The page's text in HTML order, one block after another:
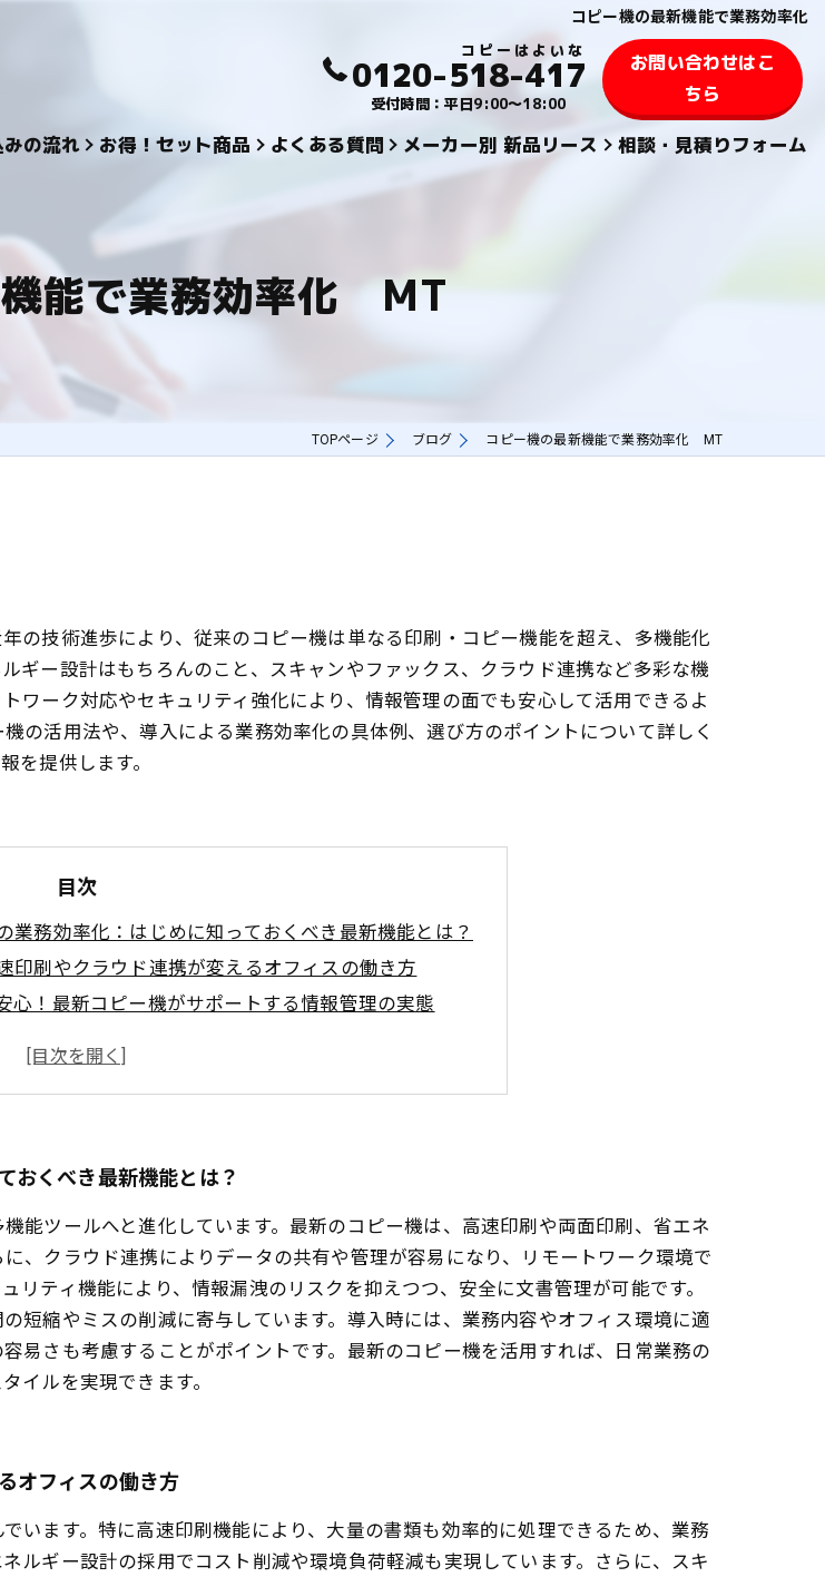
コピー機の最新機能で業務効率化
0120-518-417
受付時間：平日9:00～18:00
お問い合わせはこ
ちら
の流れ お得！セット商品 よくある質問 メーカー別 新品リース
SHARPシャープ
相談・見積りフォーム
機能で業務効率化 MT
TOPページ ブログ コピー機の最新機能で業務効率化 MT
の技術進歩により、従来のコピー機は単なる印刷・コピー機能を超え、多機能化
ギー設計はもちろんのこと、スキャンやファックス、クラウド連携など多彩な機
ワーク対応やセキュリティ強化により、情報管理の面でも安心して活用できるよ
の活用法や、導入による業務効率化の具体例、選び方のポイントについて詳しく
を提供します。
目次
業務効率化：はじめに知っておくべき最新機能とは？
印刷やクラウド連携が変えるオフィスの働き方
心！最新コピー機がサポートする情報管理の実態
おくべき最新機能とは？
能ツールへと進化しています。最新のコピー機は、高速印刷や両面印刷、省エネ
、クラウド連携によりデータの共有や管理が容易になり、リモートワーク環境で
ティ機能により、情報漏洩のリスクを抑えつつ、安全に文書管理が可能です。
短縮やミスの削減に寄与しています。導入時には、業務内容やオフィス環境に適
易さも考慮することがポイントです。最新のコピー機を活用すれば、日常業務の
イルを実現できます。
オフィスの働き方
います。特に高速印刷機能により、大量の書類も効率的に処理できるため、業務
ルギー設計の採用でコスト削減や環境負荷軽減も実現しています。さらに、スキ